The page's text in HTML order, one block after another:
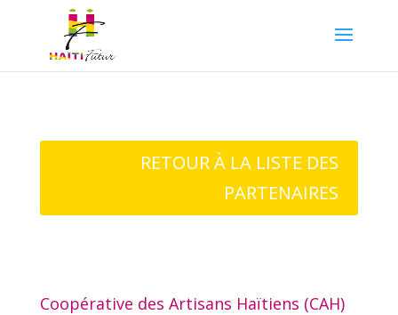
RETOUR À LA LISTE DES
PARTENAIRES
Coopérative des Artisans Haïtiens (CAH)